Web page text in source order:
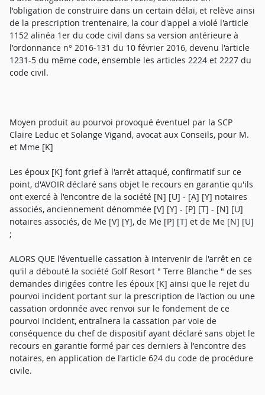
l'obligation de construire dans un certain délai, et relève ainsi
de la prescription trentenaire, la cour d'appel a violé l'article
1152 alinéa 1er du code civil dans sa version antérieure à
l'ordonnance n° 2016-131 du 10 février 2016, devenu l'article
1231-5 du même code, ensemble les articles 2224 et 2227 du
code civil.
Moyen produit au pourvoi provoqué éventuel par la SCP
Claire Leduc et Solange Vigand, avocat aux Conseils, pour M.
et Mme [K]
Les époux [K] font grief à l'arrêt attaqué, confirmatif sur ce
point, d'AVOIR déclaré sans objet le recours en garantie qu'ils
ont exercé à l'encontre de la société [N] [U] - [A] [Y] notaires
associés, anciennement dénommée [V] [Y] - [P] [T] - [N] [U]
notaires associés, de Me [V] [Y], de Me [P] [T] et de Me [N] [U]
;
ALORS QUE l'éventuelle cassation à intervenir de l'arrêt en ce
qu'il a débouté la société Golf Resort " Terre Blanche " de ses
demandes dirigées contre les époux [K] ainsi que le rejet du
pourvoi incident portant sur la prescription de l'action ou une
cassation ordonnée avec renvoi sur le fondement de ce
pourvoi incident, entraînera la cassation par voie de
conséquence du chef de dispositif ayant déclaré sans objet le
recours en garantie formé par ces derniers à l'encontre des
notaires, en application de l'article 624 du code de procédure
civile.